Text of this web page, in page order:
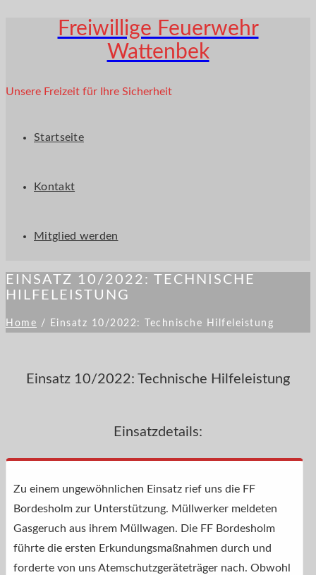
Freiwillige Feuerwehr
Wattenbek
Unsere Freizeit für Ihre Sicherheit
Startseite
Kontakt
Mitglied werden
EINSATZ 10/2022: TECHNISCHE
HILFELEISTUNG
Home / Einsatz 10/2022: Technische Hilfeleistung
Einsatz 10/2022: Technische Hilfeleistung
Einsatzdetails:
Zu einem ungewöhnlichen Einsatz rief uns die FF
Bordesholm zur Unterstützung. Müllwerker meldeten
Gasgeruch aus ihrem Müllwagen. Die FF Bordesholm
führte die ersten Erkundungsmaßnahmen durch und
forderte von uns Atemschutzgeräteträger nach. Obwohl